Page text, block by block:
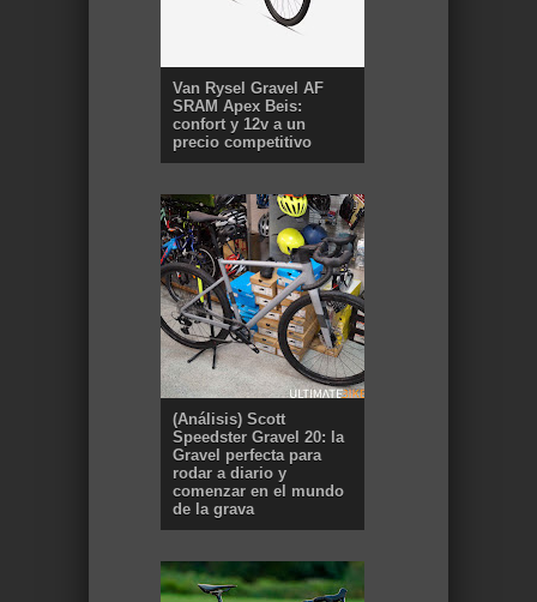
Van Rysel Gravel AF
SRAM Apex Beis:
confort y 12v a un
precio competitivo
(Análisis) Scott
Speedster Gravel 20: la
Gravel perfecta para
rodar a diario y
comenzar en el mundo
de la grava